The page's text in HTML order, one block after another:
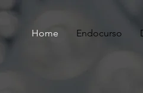
Home Endocurso